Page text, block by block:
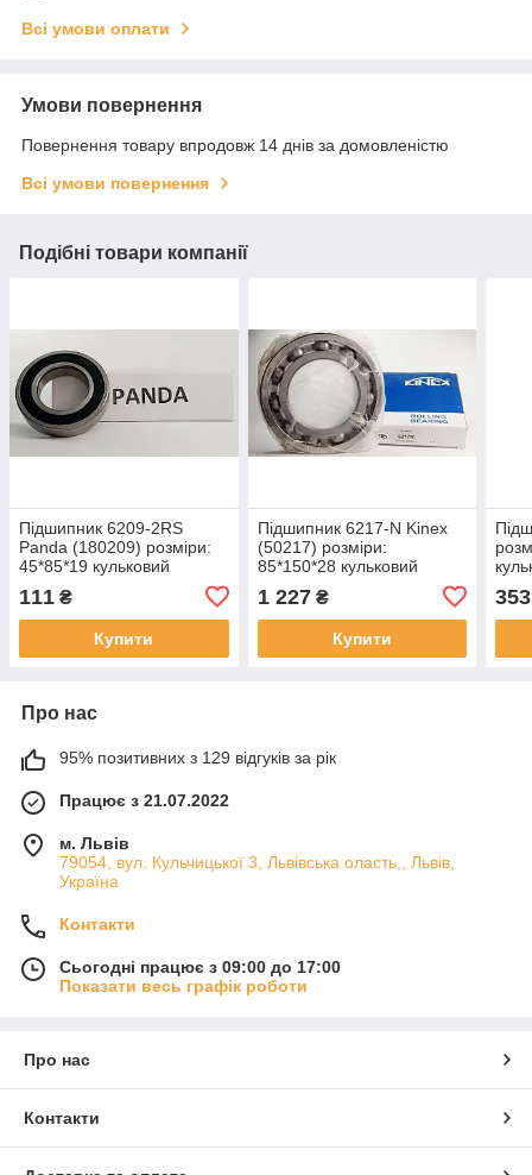
Всі умови оплати
Умови повернення
Повернення товару впродовж 14 днів за домовленістю
Всі умови повернення
Подібні товари компанії
Підшипник 6209-2RS
Panda (180209) розміри:
45*85*19 кульковий
111 ₴
Купити
Підшипник 6217-N Kinex
(50217) розміри:
85*150*28 кульковий
1 227₴
Купити
353
Про нас
95% позитивних з 129 відгуків за рік
Працює з 21.07.2022
м. Львів
79054, вул. Кульчицької 3, Львівська оласть,, Львів,
Україна
Контакти
Сьогодні працює з 09:00 до 17:00
Показати весь графік роботи
Про нас
Контакти